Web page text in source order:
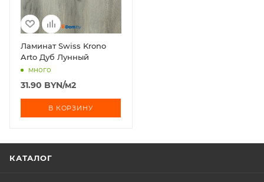
Ламинат Swiss Krono
Arto Дуб Лунный
много
31.90 BYN/м2
В КОРЗИНУ
КАТАЛОГ